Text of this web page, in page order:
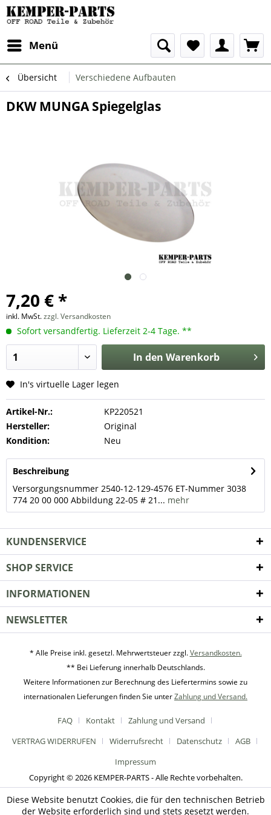
Menü
Übersicht Verschiedene Aufbauten
DKW MUNGA Spiegelglas
7,20 € *
inkl. MwSt.zzgl. Versandkosten
Sofort versandfertig. Lieferzeit 2-4 Tage. **
In den Warenkorb
In's virtuelle Lager legen
Artikel-Nr.:
KP220521
Hersteller:
Original
Kondition:
Neu
Beschreibung
Versorgungsnummer 2540-12-129-4576 ET-Nummer 3038
774 20 00 000 Abbildung 22-05 # 21... mehr
KUNDENSERVICE
SHOP SERVICE
INFORMATIONEN
NEWSLETTER
* Alle Preise inkl. gesetzl. Mehrwertsteuer zzgl.Versandkosten.
** Bei Lieferung innerhalb Deutschlands.
Weitere Informationen zur Berechnung des Liefertermins sowie zu
internationalen Lieferungen finden Sie unterZahlung und Versand.
FAQ Kontakt
Zahlung und Versand
VERTRAG WIDERRUFEN
Widerrufsrecht Datenschutz
AGB
Impressum
Copyright © 2026 KEMPER-PARTS - Alle Rechte vorbehalten.
Diese Website benutzt Cookies, die für den technischen Betrieb
der Website erforderlich sind und stets gesetzt werden.